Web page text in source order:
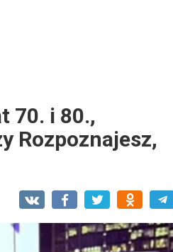
70. i 80.,
Rozpoznajesz,